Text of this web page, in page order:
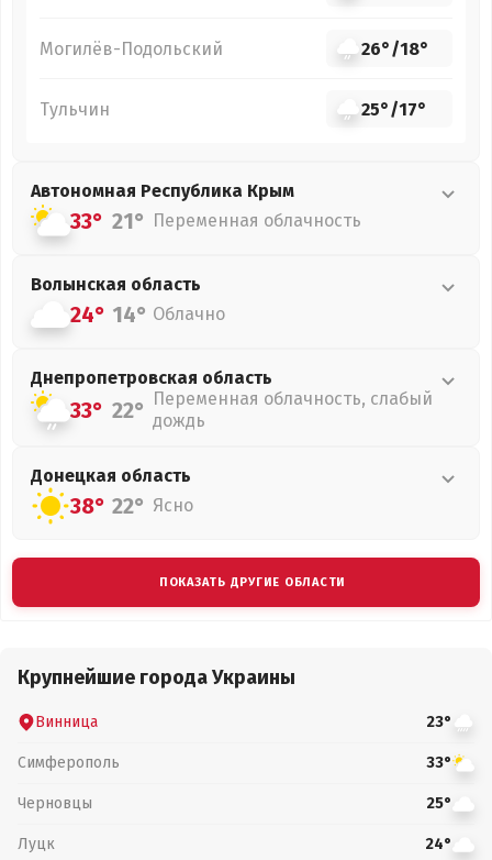
Могилёв-Подольский 26°/18°
Тульчин 25°/17°
Автономная Республика Крым
33° 21° Переменная облачность
Волынская область
24° 14° Облачно
Днепропетровская область
33° 22° Переменная облачность, слабый
дождь
Донецкая область
38° 22° Ясно
ПОКАЗАТЬ ДРУГИЕ ОБЛАСТИ
Крупнейшие города Украины
Винница 23°
Симферополь 33°
Черновцы 25°
Луцк 24°